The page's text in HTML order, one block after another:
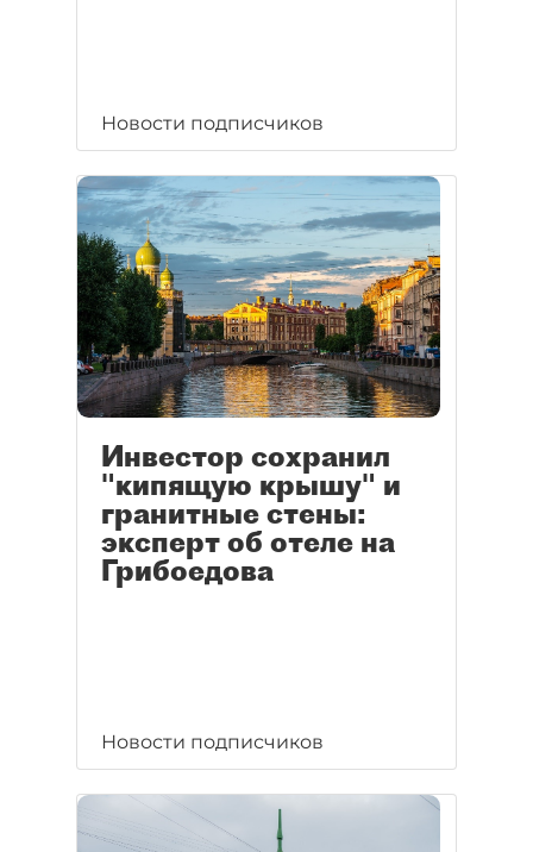
Новости подписчиков
Инвестор сохранил
"кипящую крышу" и
гранитные стены:
эксперт об отеле на
Грибоедова
Новости подписчиков